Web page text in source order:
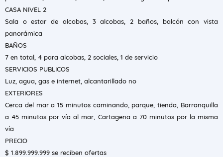
CASA NIVEL 2
Sala o estar de alcobas, 3 alcobas, 2 baños, balcón con vista
panorámica
BAÑOS
7 en total, 4 para alcobas, 2 sociales, 1 de servicio
SERVICIOS PUBLICOS
Luz, agua, gas e internet, alcantarillado no
EXTERIORES
Cerca del mar a 15 minutos caminando, parque, tienda, Barranquilla
a 45 minutos por vía al mar, Cartagena a 70 minutos por la misma
vía
PRECIO
$ 1.899.999.999 se reciben ofertas